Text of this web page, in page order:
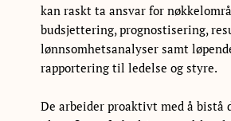
kan raskt ta ansvar for
budsjettering, prognostisering,
lønnsomhetsanalyser samt
rapportering til ledelse og styre.
De arbeider proaktivt med å bistå